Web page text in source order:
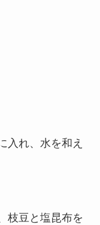
入れ、水を和え
枝豆と塩昆布を